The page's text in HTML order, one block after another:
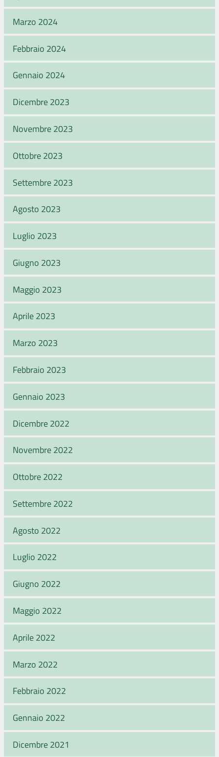
Marzo 2024
Febbraio 2024
Gennaio 2024
Dicembre 2023
Novembre 2023
Ottobre 2023
Settembre 2023
Agosto 2023
Luglio 2023
Giugno 2023
Maggio 2023
Aprile 2023
Marzo 2023
Febbraio 2023
Gennaio 2023
Dicembre 2022
Novembre 2022
Ottobre 2022
Settembre 2022
Agosto 2022
Luglio 2022
Giugno 2022
Maggio 2022
Aprile 2022
Marzo 2022
Febbraio 2022
Gennaio 2022
Dicembre 2021